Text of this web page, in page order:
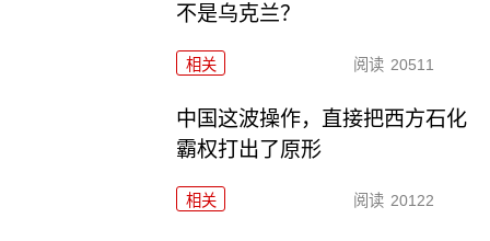
不是乌克兰？
相关 阅读 20511
中国这波操作，直接把西方石化
霸权打出了原形
相关 阅读 20122